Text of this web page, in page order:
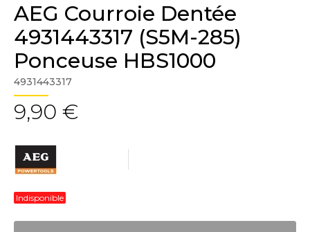
AEG Courroie Dentée
4931443317 (S5M-285)
Ponceuse HBS1000
4931443317
9,90 €
Indisponible